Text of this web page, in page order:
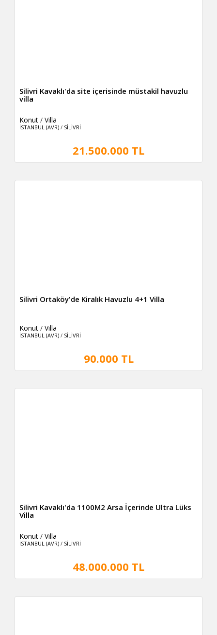
Silivri Kavaklı'da site içerisinde müstakil havuzlu
villa
Konut / Villa
İSTANBUL (AVR) / SİLİVRİ
21.500.000 TL
Silivri Ortaköy'de Kiralık Havuzlu 4+1 Villa
Konut / Villa
İSTANBUL (AVR) / SİLİVRİ
90.000 TL
Silivri Kavaklı'da 1100M2 Arsa İçerinde Ultra Lüks
Villa
Konut / Villa
İSTANBUL (AVR) / SİLİVRİ
48.000.000 TL